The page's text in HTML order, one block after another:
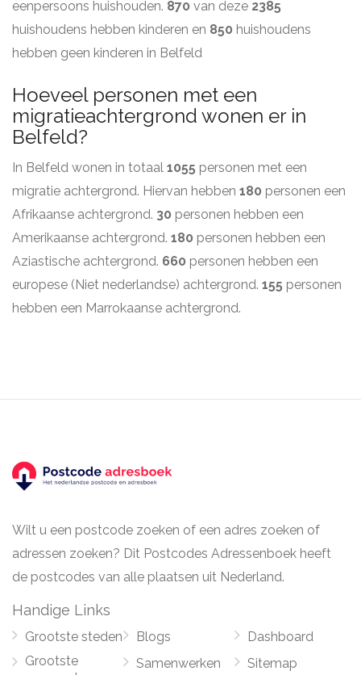
eenpersoons huishouden. 870 van deze 2385
huishoudens hebben kinderen en 850 huishoudens
hebben geen kinderen in Belfeld
Hoeveel personen met een
migratieachtergrond wonen er in
Belfeld?
In Belfeld wonen in totaal 1055 personen met een
migratie achtergrond. Hiervan hebben 180 personen een
Afrikaanse achtergrond. 30 personen hebben een
Amerikaanse achtergrond. 180 personen hebben een
Aziastische achtergrond. 660 personen hebben een
europese (Niet nederlandse) achtergrond. 155 personen
hebben een Marrokaanse achtergrond.
Wilt u een postcode zoeken of een adres zoeken of
adressen zoeken? Dit Postcodes Adressenboek heeft
de postcodes van alle plaatsen uit Nederland.
Handige Links
Grootste steden
Grootste
Blogs
Samenwerken
Dashboard
Sitemap